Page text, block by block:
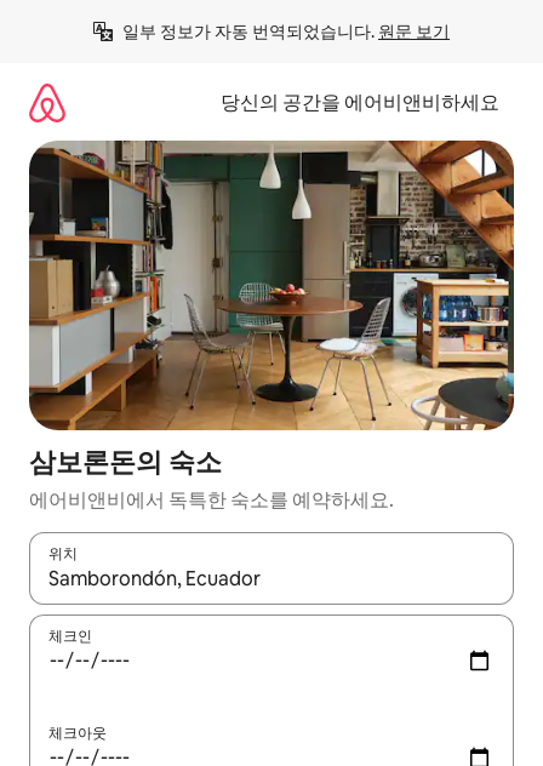
일부 정보가 자동 번역되었습니다. 원문 보기
당신의 공간을 에어비앤비하세요
삼보론돈의 숙소
에어비앤비에서 독특한 숙소를 예약하세요.
위치
결과가 나오면 위·아래 화살표 키를 사용하거나 터치 또는 스와이
체크인
체크아웃